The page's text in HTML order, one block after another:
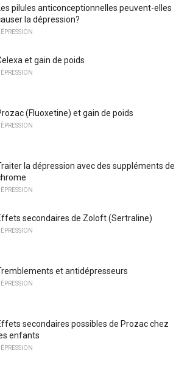
pilules anticonceptionnelles peuvent-elles
la dépression?
et gain de poids
(Fluoxetine) et gain de poids
la dépression avec des suppléments de
secondaires de Zoloft (Sertraline)
et antidépresseurs
secondaires possibles de Prozac chez
enfants